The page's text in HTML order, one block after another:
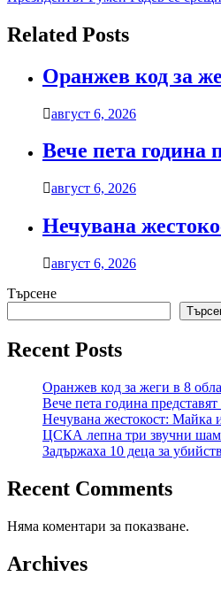
Related Posts
Оранжев код за
август 6, 2026
Вече пета година
август 6, 2026
Нечувана
август 6, 2026
Търсене
Recent Posts
Оранжев код за жеги в 8
Вече пета година
Нечувана жестокост: Майка
ЦСКА лепна три звучни
Задържаха 10 деца за
Recent Comments
Няма коментари за показване.
Archives